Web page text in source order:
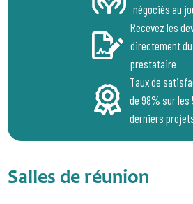
négociés au
Recevez les
directement du
prestataire
Taux de
de 98% sur les
derniers
Salles de réunion